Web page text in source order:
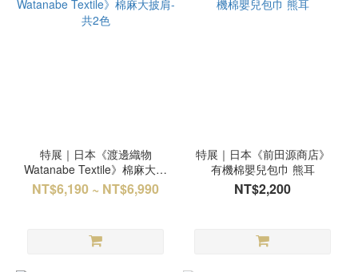
特展｜日本《渡邊織物
Watanabe Textile》棉麻大披
肩-共2色
NT$6,190 ~ NT$6,990
特展｜日本《前田源商店》
有機棉嬰兒包巾 熊耳
NT$2,200